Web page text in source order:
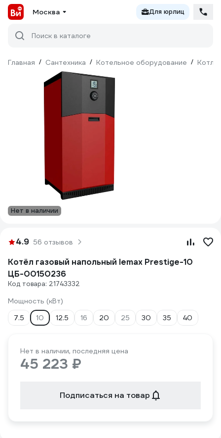
Москва Для юрлиц
Поиск в каталоге
Главная / Сантехника / Котельное оборудование / Котлы
Нет в наличии
4.9 56 отзывов
Котёл газовый напольный lemax Prestige-10
ЦБ-00150236
Код товара: 21743332
Мощность (кВт)
7.5
10 12.5 16 20 25 30 35 40
Нет в наличии, последняя цена
45 223 ₽
Подписаться на товар